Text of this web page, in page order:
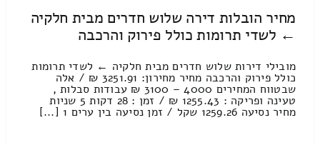
מחיר הובלות דירה שלוש חדרים מבית חלקיה
← לשדי תרומות כולל פירוק והרכבה
מובילי דירות שלוש חדרים מבית חלקיה ← לשדי תרומות
כולל פירוק והרכבה מחיר מחירון: 3251.91 ₪ / אלה
שבטווח המחירים 4000 – 3100 ₪ עבודות סבלות ,
טעינה ופריקה : 1255.43 ₪ / זמן : 28 דקות 5 שניות
מחיר נסיעה 1259.26 שקל / זמן נסיעה בין ערים 1 [...]